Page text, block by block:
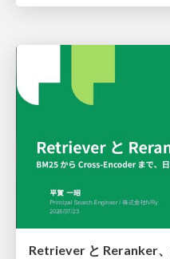
Retriever と Reranker